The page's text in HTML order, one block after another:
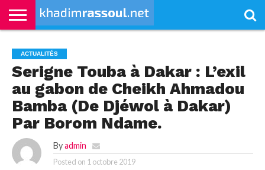
KHADIMRASSOUL
LE
MOURIDISME
ACTUALITÉS
CONTRIBUTIONS
PASS
–
PASS
NETALI
BOROM
NDAME
L’ISLAM
VIDÉOS
ACTUALITÉS
Serigne Touba à Dakar : L’exil
au gabon de Cheikh Ahmadou
Bamba (De Djéwol à Dakar)
Par Borom Ndame.
By admin
Posted on 1 octobre 2019